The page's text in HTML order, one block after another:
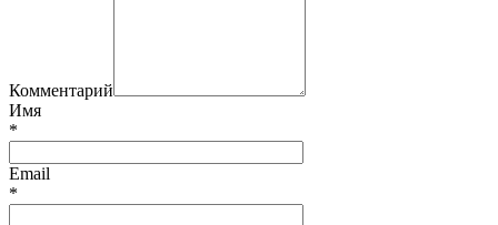
Комментарий
Имя
*
Email
*